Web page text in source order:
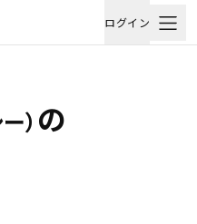
ログイン
） の